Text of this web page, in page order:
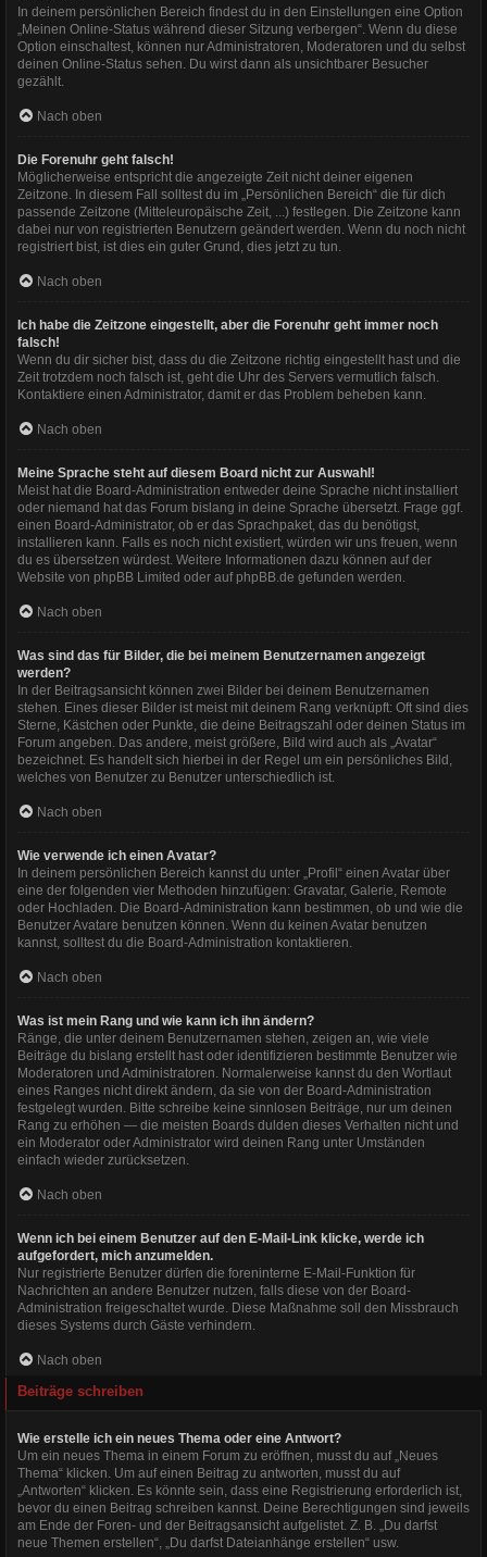
In deinem persönlichen Bereich findest du in den Einstellungen eine Option
„Meinen Online-Status während dieser Sitzung verbergen“. Wenn du diese
Option einschaltest, können nur Administratoren, Moderatoren und du selbst
deinen Online-Status sehen. Du wirst dann als unsichtbarer Besucher
gezählt.
Nach oben
Die Forenuhr geht falsch!
Möglicherweise entspricht die angezeigte Zeit nicht deiner eigenen
Zeitzone. In diesem Fall solltest du im „Persönlichen Bereich“ die für dich
passende Zeitzone (Mitteleuropäische Zeit, ...) festlegen. Die Zeitzone kann
dabei nur von registrierten Benutzern geändert werden. Wenn du noch nicht
registriert bist, ist dies ein guter Grund, dies jetzt zu tun.
Nach oben
Ich habe die Zeitzone eingestellt, aber die Forenuhr geht immer noch
falsch!
Wenn du dir sicher bist, dass du die Zeitzone richtig eingestellt hast und die
Zeit trotzdem noch falsch ist, geht die Uhr des Servers vermutlich falsch.
Kontaktiere einen Administrator, damit er das Problem beheben kann.
Nach oben
Meine Sprache steht auf diesem Board nicht zur Auswahl!
Meist hat die Board-Administration entweder deine Sprache nicht installiert
oder niemand hat das Forum bislang in deine Sprache übersetzt. Frage ggf.
einen Board-Administrator, ob er das Sprachpaket, das du benötigst,
installieren kann. Falls es noch nicht existiert, würden wir uns freuen, wenn
du es übersetzen würdest. Weitere Informationen dazu können auf der
Website von phpBB Limited oder auf phpBB.de gefunden werden.
Nach oben
Was sind das für Bilder, die bei meinem Benutzernamen angezeigt
werden?
In der Beitragsansicht können zwei Bilder bei deinem Benutzernamen
stehen. Eines dieser Bilder ist meist mit deinem Rang verknüpft: Oft sind dies
Sterne, Kästchen oder Punkte, die deine Beitragszahl oder deinen Status im
Forum angeben. Das andere, meist größere, Bild wird auch als „Avatar“
bezeichnet. Es handelt sich hierbei in der Regel um ein persönliches Bild,
welches von Benutzer zu Benutzer unterschiedlich ist.
Nach oben
Wie verwende ich einen Avatar?
In deinem persönlichen Bereich kannst du unter „Profil“ einen Avatar über
eine der folgenden vier Methoden hinzufügen: Gravatar, Galerie, Remote
oder Hochladen. Die Board-Administration kann bestimmen, ob und wie die
Benutzer Avatare benutzen können. Wenn du keinen Avatar benutzen
kannst, solltest du die Board-Administration kontaktieren.
Nach oben
Was ist mein Rang und wie kann ich ihn ändern?
Ränge, die unter deinem Benutzernamen stehen, zeigen an, wie viele
Beiträge du bislang erstellt hast oder identifizieren bestimmte Benutzer wie
Moderatoren und Administratoren. Normalerweise kannst du den Wortlaut
eines Ranges nicht direkt ändern, da sie von der Board-Administration
festgelegt wurden. Bitte schreibe keine sinnlosen Beiträge, nur um deinen
Rang zu erhöhen — die meisten Boards dulden dieses Verhalten nicht und
ein Moderator oder Administrator wird deinen Rang unter Umständen
einfach wieder zurücksetzen.
Nach oben
Wenn ich bei einem Benutzer auf den E-Mail-Link klicke, werde ich
aufgefordert, mich anzumelden.
Nur registrierte Benutzer dürfen die foreninterne E-Mail-Funktion für
Nachrichten an andere Benutzer nutzen, falls diese von der Board-
Administration freigeschaltet wurde. Diese Maßnahme soll den Missbrauch
dieses Systems durch Gäste verhindern.
Nach oben
Beiträge schreiben
Wie erstelle ich ein neues Thema oder eine Antwort?
Um ein neues Thema in einem Forum zu eröffnen, musst du auf „Neues
Thema“ klicken. Um auf einen Beitrag zu antworten, musst du auf
„Antworten“ klicken. Es könnte sein, dass eine Registrierung erforderlich ist,
bevor du einen Beitrag schreiben kannst. Deine Berechtigungen sind jeweils
am Ende der Foren- und der Beitragsansicht aufgelistet. Z. B. „Du darfst
neue Themen erstellen“, „Du darfst Dateianhänge erstellen“ usw.